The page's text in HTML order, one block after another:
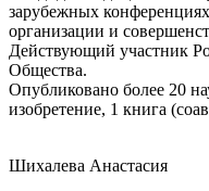
зарубежных
организации и
Действующий участник
Общества.
Опубликовано более 20
изобретение, 1 книга
Шихалева Анастасия